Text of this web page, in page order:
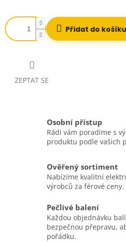
Přidat do košíku
ZEPTAT SE
Osobní přístup
Rádi vám poradíme s
produktu podle vašich
Ověřený sortiment
Nabízíme kvalitní
výrobců za férové ceny.
Pečlivé balení
Každou objednávku
bezpečnou přepravu,
pořádku.